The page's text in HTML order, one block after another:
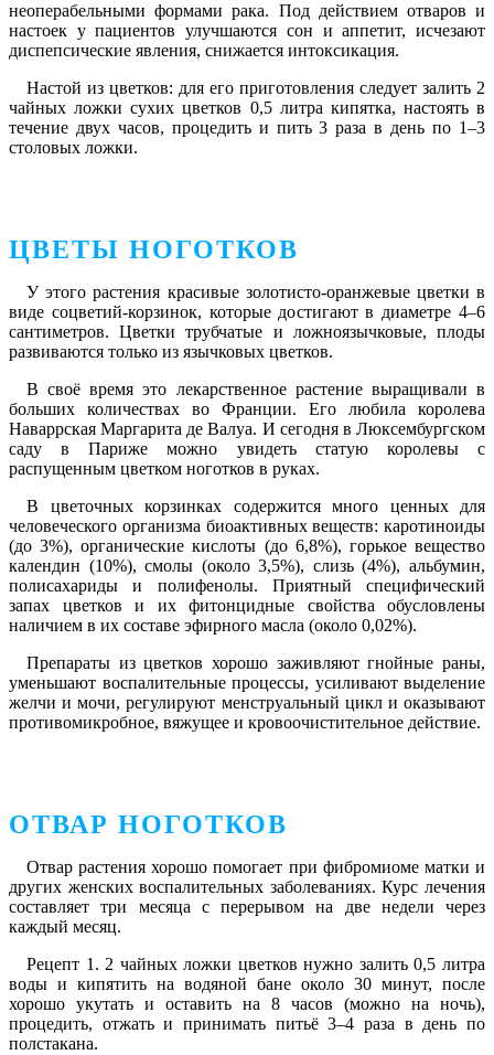
неоперабельными формами рака. Под действием отваров и
настоек у пациентов улучшаются сон и аппетит, исчезают
диспепсические явления, снижается интоксикация.
Настой из цветков: для его приготовления следует залить 2
чайных ложки сухих цветков 0,5 литра кипятка, настоять в
течение двух часов, процедить и пить 3 раза в день по 1–3
столовых ложки.
ЦВЕТЫ НОГОТКОВ
У этого растения красивые золотисто-оранжевые цветки в
виде соцветий-корзинок, которые достигают в диаметре 4–6
сантиметров. Цветки трубчатые и ложноязычковые, плоды
развиваются только из язычковых цветков.
В своё время это лекарственное растение выращивали в
больших количествах во Франции. Его любила королева
Наваррская Маргарита де Валуа. И сегодня в Люксембургском
саду в Париже можно увидеть статую королевы с
распущенным цветком ноготков в руках.
В цветочных корзинках содержится много ценных для
человеческого организма биоактивных веществ: каротиноиды
(до 3%), органические кислоты (до 6,8%), горькое вещество
календин (10%), смолы (около 3,5%), слизь (4%), альбумин,
полисахариды и полифенолы. Приятный специфический
запах цветков и их фитонцидные свойства обусловлены
наличием в их составе эфирного масла (около 0,02%).
Препараты из цветков хорошо заживляют гнойные раны,
уменьшают воспалительные процессы, усиливают выделение
желчи и мочи, регулируют менструальный цикл и оказывают
противомикробное, вяжущее и кровоочистительное действие.
ОТВАР НОГОТКОВ
Отвар растения хорошо помогает при фибромиоме матки и
других женских воспалительных заболеваниях. Курс лечения
составляет три месяца с перерывом на две недели через
каждый месяц.
Рецепт 1. 2 чайных ложки цветков нужно залить 0,5 литра
воды и кипятить на водяной бане около 30 минут, после
хорошо укутать и оставить на 8 часов (можно на ночь),
процедить, отжать и принимать питьё 3–4 раза в день по
полстакана.